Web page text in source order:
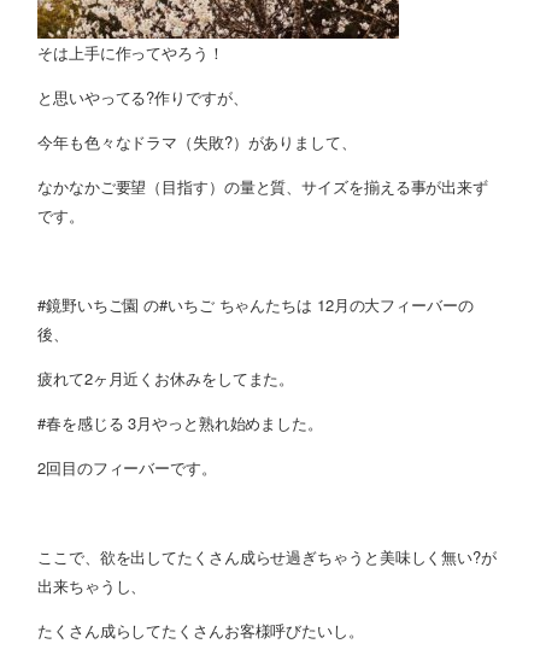
そは上手に作ってやろう！
と思いやってる?作りですが、
今年も色々なドラマ（失敗?）がありまして、
なかなかご要望（目指す）の量と質、サイズを揃える事が出来ず
です。
#鏡野いちご園 の#いちご ちゃんたちは 12月の大フィーバーの
後、
疲れて2ヶ月近くお休みをしてまた。
#春を感じる 3月やっと熟れ始めました。
2回目のフィーバーです。
ここで、欲を出してたくさん成らせ過ぎちゃうと美味しく無い?が
出来ちゃうし、
たくさん成らしてたくさんお客様呼びたいし。